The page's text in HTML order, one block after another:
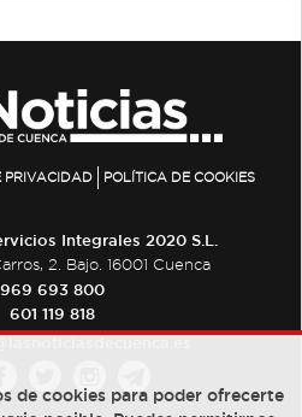
PRIVACIDAD POLÍTICA DE COOKIES
Integrales 2020 S.L.
2. Bajo. 16001 Cuenca
969 693 800
601 119 818
de cookies para poder ofrecerte